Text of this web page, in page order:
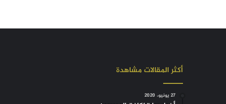
أكثر المقالات مشاهدة
27 يونيو، 2020